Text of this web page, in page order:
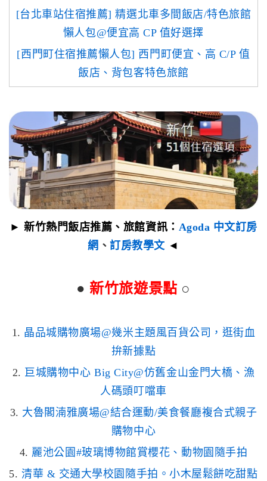
[台北車站住宿推薦] 精選北車多間飯店/特色旅館
懶人包@便宜高 CP 值好選擇
[西門町住宿推薦懶人包] 西門町便宜、高 C/P 值
飯店、背包客特色旅館
► 新竹熱門飯店推薦、旅館資訊： Agoda 中文訂房
網 、訂房教學文 ◄
● 新竹旅遊景點 ○
1. 晶品城購物廣場@幾米主題風百貨公司，逛街血
拚新據點
2. 巨城購物中心 Big City@仿舊金山金門大橋、漁
人碼頭叮噹車
3. 大魯閣湳雅廣場@結合運動/美食餐廳複合式親子
購物中心
4. 麗池公園#玻璃博物館賞櫻花、動物園隨手拍
5.清華 & 交通大學校園隨手拍。小木屋鬆餅吃甜點